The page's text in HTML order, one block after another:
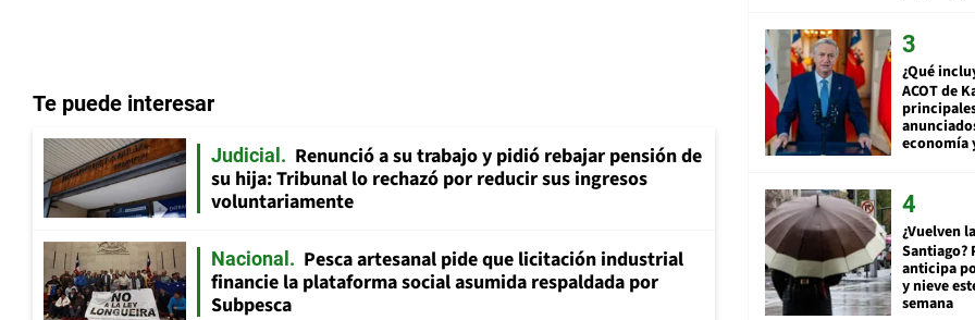
Te puede interesar
Judicial
Renunció a su trabajo y pidió rebajar pensión de
su hija: Tribunal lo rechazó por reducir sus ingresos
voluntariamente
Nacional
Pesca artesanal pide que licitación industrial
financie la plataforma social asumida respaldada por
Subpesca
¿Qué
ACOT de
economía
¿Vuelven
Santiago?
anticipa
y nieve
semana